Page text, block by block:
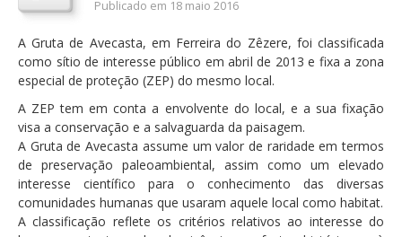
Prestação de Contas
DESTAQUES
Eventos
Notícias
Sondagens
ZêzereTV
Publicado em 18 maio 2016
A Gruta de Avecasta, em Ferreira do Zêzere, foi classificada
como sítio de interesse público em abril de 2013 e fixa a zona
especial de proteção (ZEP) do mesmo local.
A ZEP tem em conta a envolvente do local, e a sua fixação
visa a conservação e a salvaguarda da paisagem.
A Gruta de Avecasta assume um valor de raridade em termos
de preservação paleoambiental, assim como um elevado
interesse científico para o conhecimento das diversas
comunidades humanas que usaram aquele local como habitat.
A classificação reflete os critérios relativos ao interesse do